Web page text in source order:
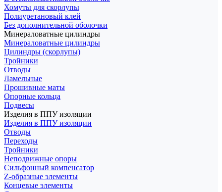
Хомуты для скорлупы
Полиуретановый клей
Без дополнительной оболочки
Минераловатные цилиндры
Минераловатные цилиндры
Цилиндры (скорлупы)
Тройники
Отводы
Ламельные
Прошивные маты
Опорные кольца
Подвесы
Изделия в ППУ изоляции
Изделия в ППУ изоляции
Отводы
Переходы
Тройники
Неподвижные опоры
Cильфонный компенсатор
Z-образные элементы
Концевые элементы